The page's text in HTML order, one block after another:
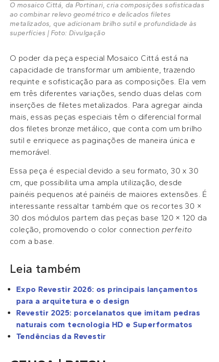
O mosaico Cittá, da Portinari, cria composições sofisticadas
ao combinar relevo geométrico e delicados filetes
metalizados, que adicionam brilho sutil e profundidade às
superfícies | Foto: Divulgação
O poder da peça especial Mosaico Cittá está na
capacidade de transformar um ambiente, trazendo
requinte e sofisticação para as composições. Ela vem
em três diferentes variações, sendo duas delas com
inserções de filetes metalizados. Para agregar ainda
mais, essas peças especiais têm o diferencial formal
dos filetes bronze metálico, que conta com um brilho
sutil e enriquece as paginações de maneira única e
memorável.
Essa peça é especial devido a seu formato, 30 x 30
cm, que possibilita uma ampla utilização, desde
painéis pequenos até painéis de maiores extensões. É
interessante ressaltar também que os recortes 30 ×
30 dos módulos partem das peças base 120 × 120 da
coleção, promovendo o color connection perfeito
com a base.
Leia também
Expo Revestir 2026: os principais lançamentos
para a arquitetura e o design
Revestir 2025: porcelanatos que imitam pedras
naturais com tecnologia HD e Superformatos
Tendências da Revestir